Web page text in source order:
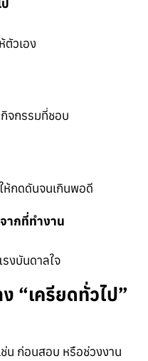
ตัวเอง
จกรรมที่ชอบ
ห้กดดันจนเกินพอดี
ากที่ทำงาน
งบันดาลใจ
“เครียดทั่วไป”
ช่น ก่อนสอบ หรือช่วงงาน